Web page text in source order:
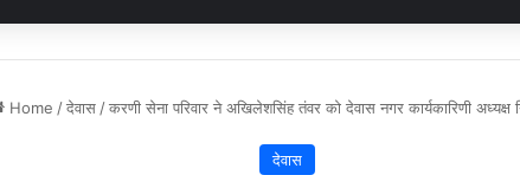
Home /देवास /करणी सेना परिवार ने अखिलेशसिंह तंवर को देवास नगर कार्यकारिणी अध्यक्ष
देवास